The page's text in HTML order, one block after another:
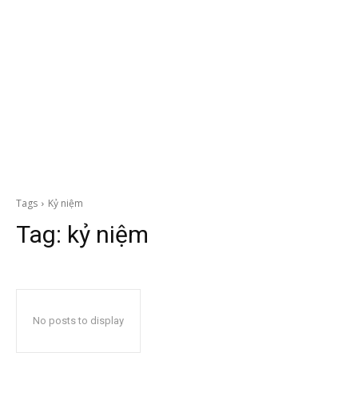
Tags Kỷ niệm
Tag: kỷ niệm
No posts to display